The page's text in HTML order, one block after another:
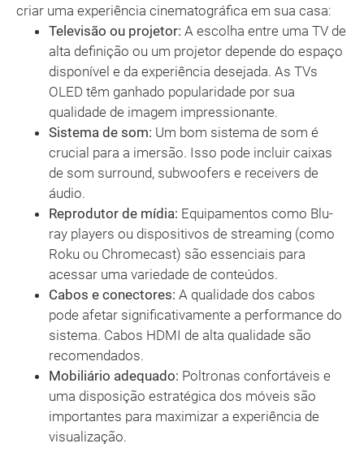
criar uma experiência cinematográfica em sua casa:
Televisão ou projetor: A escolha entre uma TV de
alta definição ou um projetor depende do espaço
disponível e da experiência desejada. As TVs
OLED têm ganhado popularidade por sua
qualidade de imagem impressionante.
Sistema de som: Um bom sistema de som é
crucial para a imersão. Isso pode incluir caixas
de som surround, subwoofers e receivers de
áudio.
Reprodutor de mídia: Equipamentos como Blu-
ray players ou dispositivos de streaming (como
Roku ou Chromecast) são essenciais para
acessar uma variedade de conteúdos.
Cabos e conectores: A qualidade dos cabos
pode afetar significativamente a performance do
sistema. Cabos HDMI de alta qualidade são
recomendados.
Mobiliário adequado: Poltronas confortáveis e
uma disposição estratégica dos móveis são
importantes para maximizar a experiência de
visualização.